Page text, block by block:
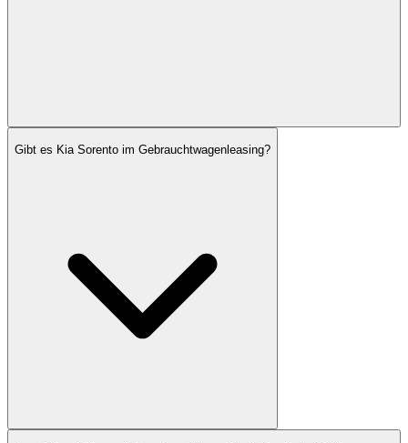
Gibt es Kia Sorento im Gebrauchtwagenleasing?